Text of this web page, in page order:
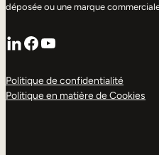
déposée ou une marque
LinkedIn
Facebook
YouTube
Politique de confidentialité
Politique en matière de Cookies